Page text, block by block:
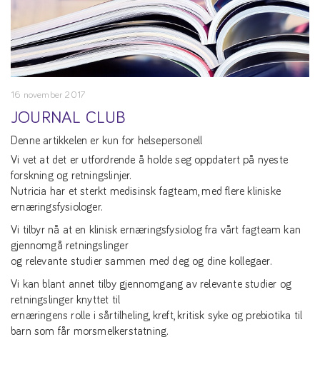
16 november 2017
JOURNAL CLUB
Denne artikkelen er kun for helsepersonell
Vi vet at det er utfordrende å holde seg oppdatert på nyeste
forskning og retningslinjer.
Nutricia har et sterkt medisinsk fagteam, med flere kliniske
ernæringsfysiologer.
Vi tilbyr nå at en klinisk ernæringsfysiolog fra vårt fagteam kan
gjennomgå retningslinger
og relevante studier sammen med deg og dine kollegaer.
Vi kan blant annet tilby gjennomgang av relevante studier og
retningslinger knyttet til
ernæringens rolle i sårtilheling, kreft, kritisk syke og prebiotika til
barn som får morsmelkerstatning.